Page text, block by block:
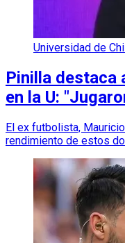
Universidad de
Pinilla destaca
en la U:
El ex futbolista,
rendimiento de estos